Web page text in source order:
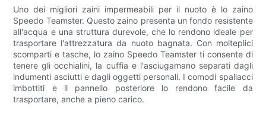
Uno dei migliori zaini impermeabili per il nuoto è lo zaino
Speedo Teamster. Questo zaino presenta un fondo resistente
all'acqua e una struttura durevole, che lo rendono ideale per
trasportare l'attrezzatura da nuoto bagnata. Con molteplici
scomparti e tasche, lo zaino Speedo Teamster ti consente di
tenere gli occhialini, la cuffia e l'asciugamano separati dagli
indumenti asciutti e dagli oggetti personali. I comodi spallacci
imbottiti e il pannello posteriore lo rendono facile da
trasportare, anche a pieno carico.